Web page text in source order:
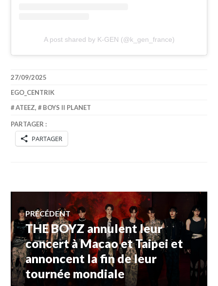
A post shared by K-GEN (@k_gen_france)
27/09/2025
EGO_CENTRIK
ATEEZ, BOYS II PLANET
PARTAGER :
PARTAGER
Navigation
de
l’article
PRÉCÉDENT
Article
précédent :
THE BOYZ annulent leur
concert à Macao et Taipei et
annoncent la fin de leur
tournée mondiale